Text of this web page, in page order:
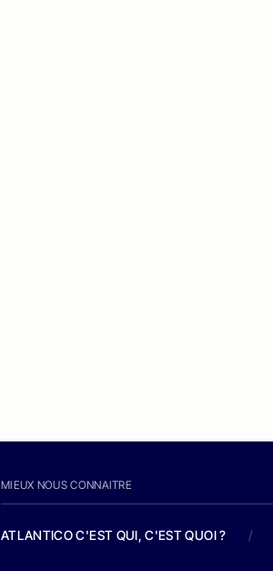
MIEUX NOUS CONNAITRE
ATLANTICO C'EST QUI, C'EST QUOI ? /